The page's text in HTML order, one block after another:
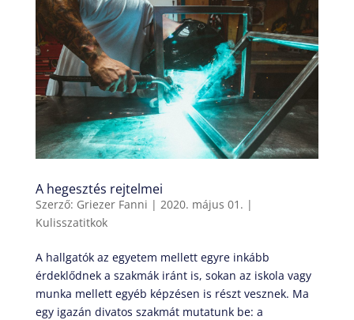
A hegesztés rejtelmei
Szerző: Griezer Fanni | 2020. május 01. |
Kulisszatitkok
A hallgatók az egyetem mellett egyre inkább
érdeklődnek a szakmák iránt is, sokan az iskola vagy
munka mellett egyéb képzésen is részt vesznek. Ma
egy igazán divatos szakmát mutatunk be: a